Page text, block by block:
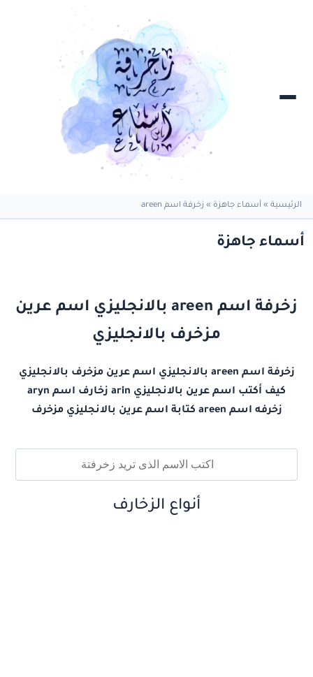
الرئيسية » أسماء جاهزة » زخرفة اسم areen
أسماء جاهزة
زخرفة اسم areen بالانجليزي اسم عرين
مزخرف بالانجليزي
زخرفة اسم areen بالانجليزي اسم عرين مزخرف بالانجليزي
كيف أكتب اسم عرين بالانجليزي arin زخارف اسم aryn
زخرفه اسم areen كتابة اسم عرين بالانجليزي مزخرف
أنواع الزخارف